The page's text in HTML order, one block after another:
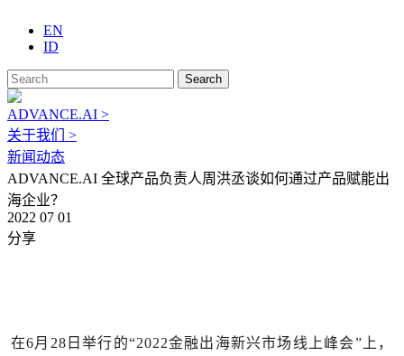
EN
ID
Search
ADVANCE.AI >
关于我们 >
新闻动态
ADVANCE.AI 全球产品负责人周洪丞谈如何通过产品赋能出
海企业？
2022 07 01
分享
在6月28日举行的“2022金融出海新兴市场线上峰会”上，